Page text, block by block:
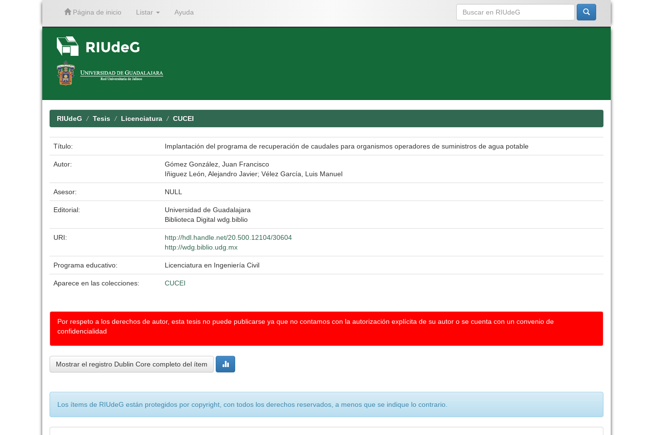
Página de inicio Listar Ayuda
RIUdeG Tesis Licenciatura CUCEI
Título: Implantación del programa de recuperación de caudales para organismos operadores de suministros de agua potable
Autor:
Gómez González, Juan Francisco
Iñiguez León, Alejandro Javier; Vélez García, Luis Manuel
Asesor: NULL
Editorial:
Universidad de Guadalajara
Biblioteca Digital wdg.biblio
URI:
http://hdl.handle.net/20.500.12104/30604
http://wdg.biblio.udg.mx
Programa educativo: Licenciatura en Ingeniería Civil
Aparece en las colecciones: CUCEI
Por respeto a los derechos de autor, esta tesis no puede publicarse ya que no contamos con la autorización explícita de su autor o se cuenta con un convenio de
confidencialidad
Mostrar el registro Dublin Core completo del ítem
Los ítems de RIUdeG están protegidos por copyright, con todos los derechos reservados, a menos que se indique lo contrario.